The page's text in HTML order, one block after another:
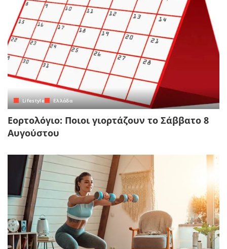
Lifestyle Ελλάδα
Εορτολόγιο: Ποιοι γιορτάζουν το Σάββατο 8
Αυγούστου